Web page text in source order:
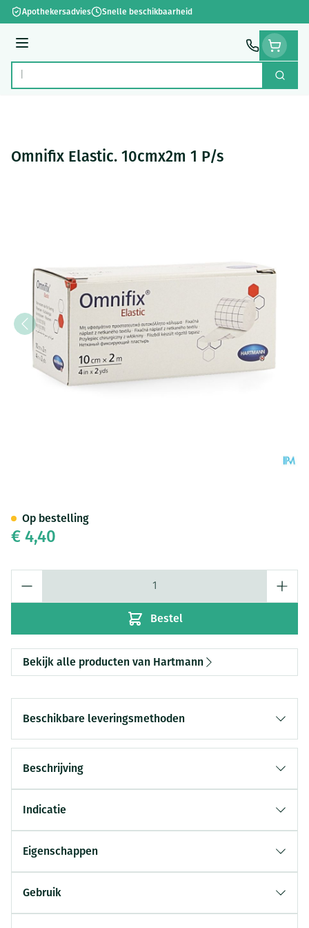
Ga naar de inhoud
Apothekersadvies Snelle beschikbaarheid
Menu
Product, merk, categorie... Zoek
Omnifix Elastic. 10cmx2m 1 P/s
€ 4,40
Bestel
Op bestelling
Bekijk alle producten van Hartmann
Beschikbare leveringsmethoden
Beschrijving
Indicatie
Eigenschappen
Gebruik